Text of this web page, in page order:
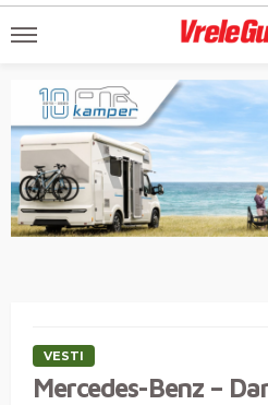
VESTI
Mercedes-Benz –